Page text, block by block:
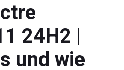
24H2 |
und wie